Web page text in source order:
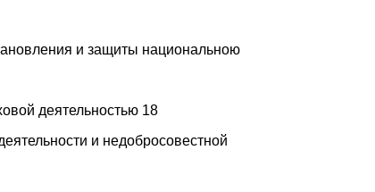
и защиты национальною
деятельностью 18
и недобросовестной